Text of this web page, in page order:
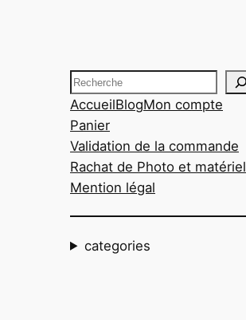
Recherche
AccueilBlogMon compte
Panier
Validation de la commande
Rachat de Photo et matériel
Mention légal
categories